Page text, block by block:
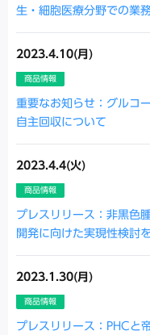
生・細胞医療分野での業
2023.4.10(月)
商品情報
重要なお知らせ：グルコ
自主回収について
2023.4.4(火)
商品情報
プレスリリース：非黒色
開発に向けた実現性検討
2023.1.30(月)
商品情報
プレスリリース：PHCと